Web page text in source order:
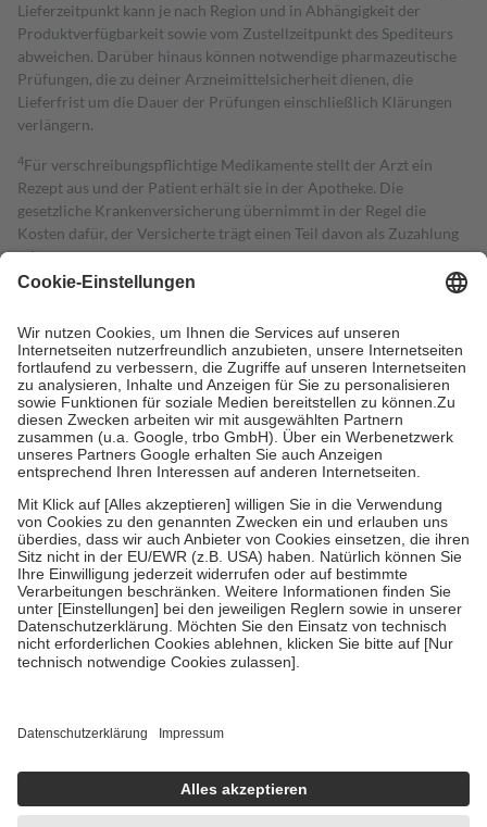
Lieferzeitpunkt kann je nach Region und in Abhängigkeit der
Produktverfügbarkeit sowie vom Zustellzeitpunkt des Spediteurs
abweichen. Darüber hinaus können notwendige pharmazeutische
Prüfungen, die zu deiner Arzneimittelsicherheit dienen, die
Lieferfrist um die Dauer der Prüfungen einschließlich Klärungen
verlängern.
4Für verschreibungspflichtige Medikamente stellt der Arzt ein
Rezept aus und der Patient erhält sie in der Apotheke. Die
gesetzliche Krankenversicherung übernimmt in der Regel die
Kosten dafür, der Versicherte trägt einen Teil davon als Zuzahlung
mit.
Grundsätzlich leisten Mitglieder Zuzahlungen in Höhe von zehn
höchstens zehn Euro.
Es sind jedoch nie mehr als die tatsächlichen
Kosten der Leistung zu entrichten.
Diese Regeln gelten grundsätzlich auch für Online-Apotheken.
Bei Heilmitteln und häuslicher Krankenpflege beträgt die
Zuzahlung zehn Prozent der Kosten sowie zehn Euro je
Verordnung.
Um das Engagement der Versicherten für ihre eigene Gesundheit zu
stärken und die besondere Stellung der Familie zu unterstützen,
fallenkeine Zuzahlungenan bei:
• Kindern und Jugendlichen bis zum vollendeten 18. Lebensjahr
mit Ausnahme der Fahrkosten
• Untersuchungen zur Vorsorge und Früherkennung, die von der
GKV getragen werden
• empfohlenen Schutzimpfungen
• Harn- und Blutteststreifen
getroffen, um sicherzustellen, dass es sich um echte Bewertungen
https://help.etrusted.com/hc/de/articles/4419944605341
Einige Bilder und Inhalte wurden unter Zuhilfenahme künstlicher